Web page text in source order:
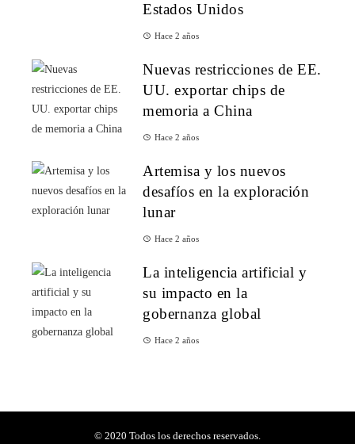
Estados Unidos
Hace 2 años
Nuevas restricciones de EE.
UU. exportar chips de
memoria a China
Hace 2 años
Artemisa y los nuevos
desafíos en la exploración
lunar
Hace 2 años
La inteligencia artificial y
su impacto en la
gobernanza global
Hace 2 años
© 2020 Todos los derechos reservados.